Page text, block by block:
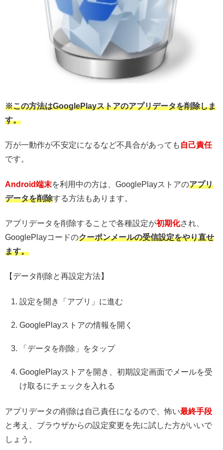
※この方法はGooglePlayストアのアプリデータを削除しま
す。
万が一動作が不安定になるなど不具合があっても 自己責任
です。
Android端末を利用中の方は、GooglePlayストアのアプリ
データを削除する方法もあります。
アプリデータを削除することで各種設定が初期化され、
GooglePlayコードのクーポンメールの受信設定をやり直せ
ます。
【データ削除と再設定方法】
設定を開き「アプリ」に進む
GooglePlayストアの情報を開く
「データを削除」をタップ
GooglePlayストアを開き、初期設定画面でメールを受
け取るにチェックを入れる
アプリデータの削除は自己責任になるので、怖い最終手段
と考え、ブラウザからの設定変更を先に試した方がいいで
しょう。